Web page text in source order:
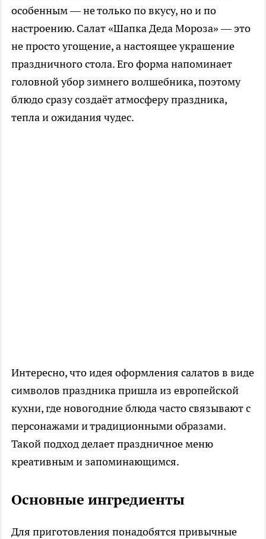
особенным — не только по вкусу, но и по
настроению. Салат «Шапка Деда Мороза» — это
не просто угощение, а настоящее украшение
праздничного стола. Его форма напоминает
головной убор зимнего волшебника, поэтому
блюдо сразу создаёт атмосферу праздника,
тепла и ожидания чудес.
Интересно, что идея оформления салатов в виде
символов праздника пришла из европейской
кухни, где новогодние блюда часто связывают с
персонажами и традиционными образами.
Такой подход делает праздничное меню
креативным и запоминающимся.
Основные ингредиенты
Для приготовления понадобятся привычные